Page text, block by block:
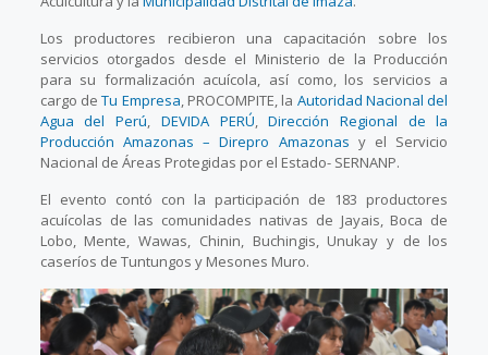
Los productores recibieron una capacitación sobre los
servicios otorgados desde el Ministerio de la Producción
para su formalización acuícola, así como, los servicios a
cargo deTu Empresa , PROCOMPITE, la Autoridad Nacional del
Agua del Perú
DEVIDA PERÚ ,Dirección Regional de la
Producción Amazonas – Direpro Amazonas y el Servicio
Nacional de Áreas Protegidas por el Estado- SERNANP.
El evento contó con la participación de 183 productores
acuícolas de las comunidades nativas de Jayais, Boca de
Lobo, Mente, Wawas, Chinin, Buchingis, Unukay y de los
caseríos de Tuntungos y Mesones Muro.